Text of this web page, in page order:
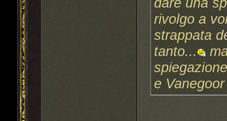
rivolgo a
strappata
tanto...
e